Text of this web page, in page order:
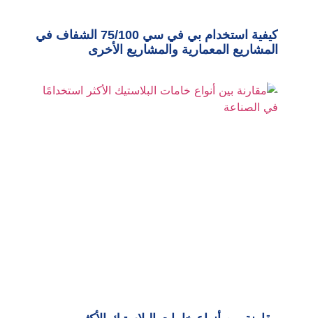
كيفية استخدام بي في سي 75/100 الشفاف في
المشاريع المعمارية والمشاريع الأخرى